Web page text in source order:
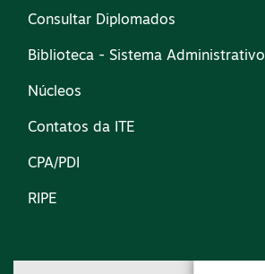
Consultar Diplomados
Biblioteca - Sistema Administrativo
Núcleos
Contatos da ITE
CPA/PDI
RIPE